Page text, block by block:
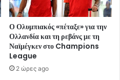
Ο Ολυμπιακός «πέταξε» για την
Ολλανδία και τη ρεβάνς με τη
Ναϊμέγκεν στο Champions
League
2 ώρες ago